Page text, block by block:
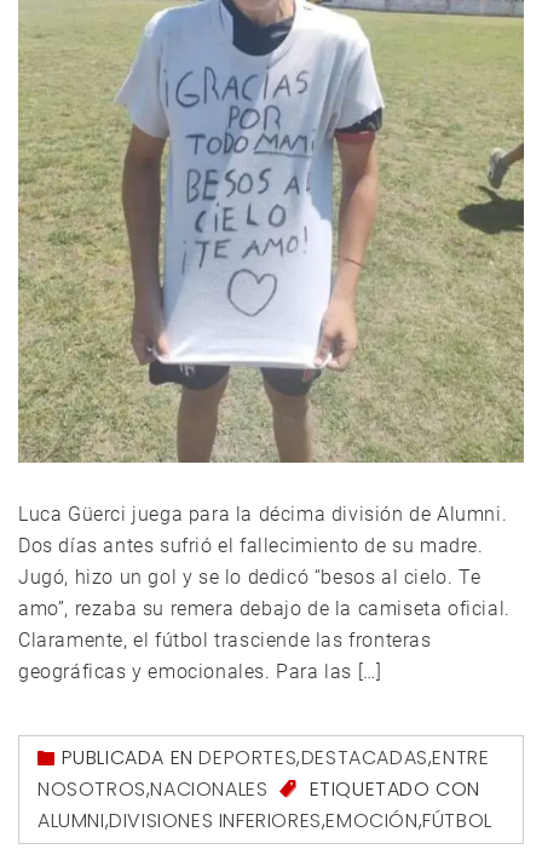
Luca Güerci juega para la décima división de Alumni.
Dos días antes sufrió el fallecimiento de su madre.
Jugó, hizo un gol y se lo dedicó “besos al cielo. Te
amo”, rezaba su remera debajo de la camiseta oficial.
Claramente, el fútbol trasciende las fronteras
geográficas y emocionales. Para las […]
PUBLICADA ENDEPORTES,DESTACADAS,ENTRE
NOSOTROS,NACIONALES
ETIQUETADO CON
ALUMNI,DIVISIONES INFERIORES,EMOCIÓN,FÚTBOL